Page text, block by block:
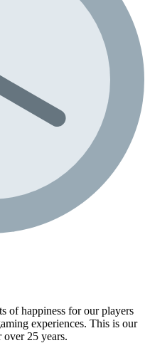
of happiness for our players
experiences. This is our
over 25 years.